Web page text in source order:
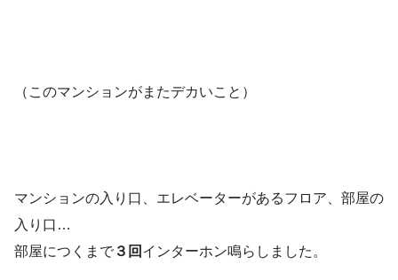
（このマンションがまたデカいこと）
マンションの入り口、エレベーターがあるフロア、部屋の
入り口…
部屋につくまで ３回 インターホン鳴らしました。